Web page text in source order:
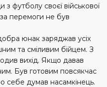
футболу своєї військової
перемоги не був
юнак заряджав усіх
та сміливим бійцем. З
вихід. Якщо давав
Був готовим повсякчас
себе думав насамкінець.